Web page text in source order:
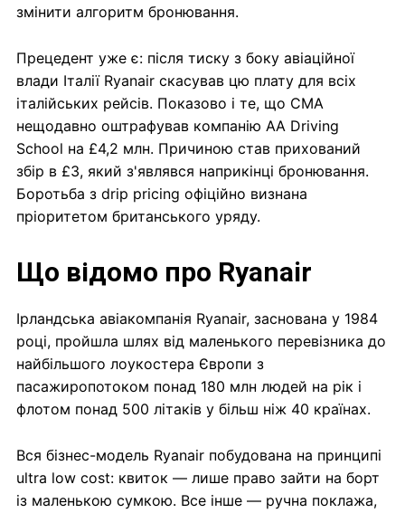
змінити алгоритм бронювання.
Прецедент уже є: після тиску з боку авіаційної
влади Італії Ryanair скасував цю плату для всіх
італійських рейсів. Показово і те, що CMA
нещодавно оштрафував компанію AA Driving
School на £4,2 млн. Причиною став прихований
збір в £3, який з'являвся наприкінці бронювання.
Боротьба з drip pricing офіційно визнана
пріоритетом британського уряду.
Що відомо про Ryanair
Ірландська авіакомпанія Ryanair, заснована у 1984
році, пройшла шлях від маленького перевізника до
найбільшого лоукостера Європи з
пасажиропотоком понад 180 млн людей на рік і
флотом понад 500 літаків у більш ніж 40 країнах.
Вся бізнес-модель Ryanair побудована на принципі
ultra low cost: квиток — лише право зайти на борт
із маленькою сумкою. Все інше — ручна поклажа,